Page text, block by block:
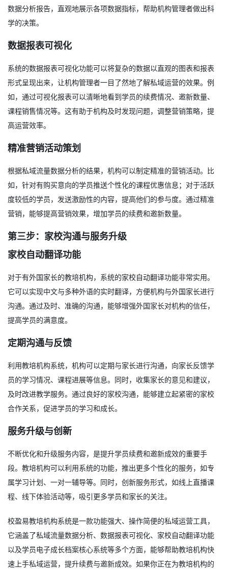
数据分析报告，直观地展示各项数据指标，帮助机构管理者做出科
学的决策。
数据报表可视化
系统的数据报表可视化功能可以将复杂的数据以直观的图表和报表
形式呈现出来，让机构管理者一目了然地了解私域运营的效果。例
如，通过可视化报表可以清晰地看到学员的续费情况、邀新数量、
课程销售情况等。这有助于机构及时发现问题，调整营销策略，提
高运营效率。
精准营销活动策划
根据私域流量数据分析的结果，机构可以制定精准的营销活动。比
如，针对有购买意向的学员推送个性化的课程优惠信息；对于活跃
度较低的学员，发送激励性的内容，提高他们的参与度。通过精准
营销，能够提高营销效果，增加学员的续费和邀新数量。
第三步：家校沟通与服务升级
家校自动翻译功能
对于有外国家长的教培机构，系统的家校自动翻译功能非常实用。
它可以实现中文与多种外语的实时翻译，方便机构与外国家长进行
沟通。通过及时、准确的沟通，能够增强外国家长对机构的信任，
提高学员的满意度。
定期沟通与反馈
利用教培机构系统，机构可以定期与家长进行沟通，向家长反馈学
员的学习情况、课程进展等信息。同时，收集家长的意见和建议，
及时改进教学服务。通过良好的家校沟通，能够建立起紧密的家校
合作关系，促进学员的学习和成长。
服务升级与创新
不断优化和升级服务内容，是提升学员续费和邀新成效的重要手
段。教培机构可以利用系统的功能，推出更多个性化的服务，如专
属学习计划、一对一辅导等。同时，创新服务形式，如线上直播课
程、线下体验活动等，吸引更多学员和家长的关注。
校盈易教培机构系统是一款功能强大、操作简便的私域运营工具，
它涵盖了私域流量数据分析、数据报表可视化、家校自动翻译功能
以及学员电子成长档案核心系统等多个方面，能够帮助教培机构快
速上手私域运营，提升续费与邀新成效。如果你正在为教培机构的